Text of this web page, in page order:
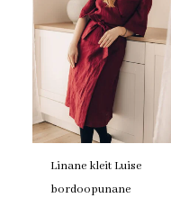
Linane kleit Luise
bordoopunane